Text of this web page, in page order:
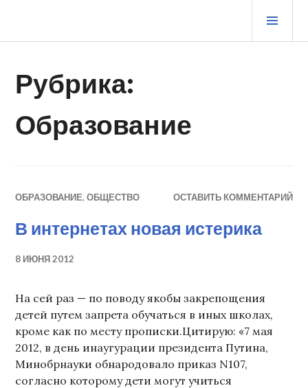
содержимому
ЖУРНАЛ СТАРОГО ВОРЧУНА
Рубрика:
Образование
ОБРАЗОВАНИЕ,ОБЩЕСТВО ОСТАВИТЬ КОММЕНТАРИЙ
В интернетах новая истерика
8 ИЮНЯ 2012
На сей раз — по поводу якобы закрепощения
детей путем запрета обучаться в иных школах,
кроме как по месту прописки.Цитирую: «7 мая
2012, в день инаугурации президента Путина,
Минобрнауки обнародовало приказ N107,
согласно которому дети могут учиться